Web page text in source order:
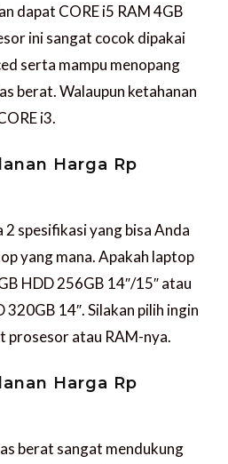
dapat CORE i5 RAM 4GB
ini sangat cocok dipakai
serta mampu menopang
berat. Walaupun ketahanan
i3.
Harga Rp
spesifikasi yang bisa Anda
yang mana. Apakah laptop
HDD 256GB 14″/15″ atau
320GB 14″. Silakan pilih ingin
prosesor atau RAM-nya.
Harga Rp
berat sangat mendukung